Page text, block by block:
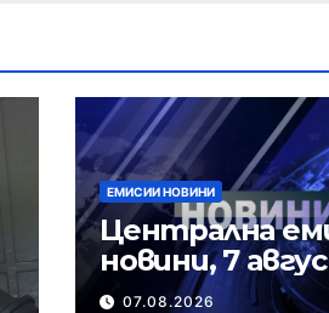
ЕМИСИИ НОВИНИ
Централна
новини, 7
2026 г.
07.08.2026